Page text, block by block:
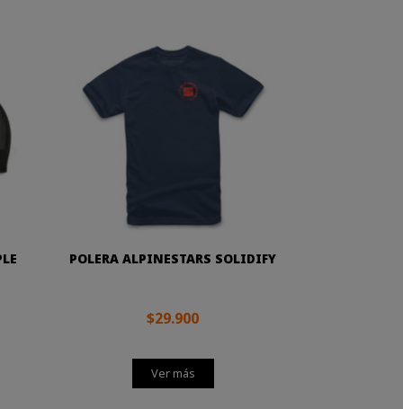
POLERA ALPINESTARS SOLIDIFY
$29.900
Ver más